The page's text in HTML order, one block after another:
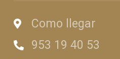
Como llegar
953 19 40 53